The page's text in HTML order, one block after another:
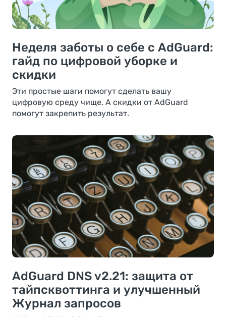
Неделя заботы о себе с AdGuard:
гайд по цифровой уборке и
скидки
Эти простые шаги помогут сделать вашу
цифровую среду чище. А скидки от AdGuard
помогут закрепить результат.
AdGuard DNS v2.21: защита от
тайпсквоттинга и улучшенный
Журнал запросов